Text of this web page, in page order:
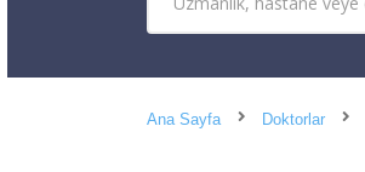
Ana Sayfa Doktorlar